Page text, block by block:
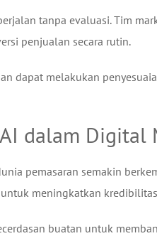
tanpa evaluasi. Tim
penjualan secara rutin.
dapat melakukan
dalam Digital
pemasaran semakin
meningkatkan
buatan untuk